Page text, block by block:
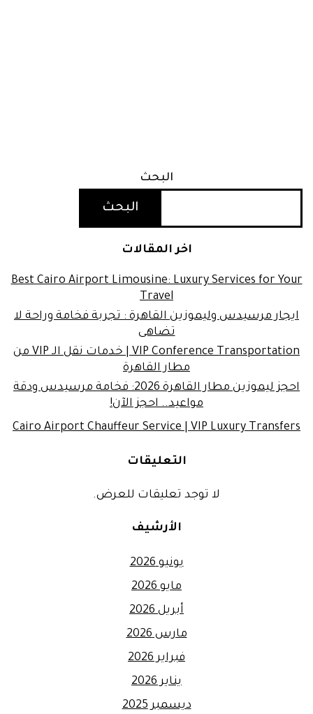
البحث
البحث
اخر المقالات
Best Cairo Airport Limousine: Luxury Services for Your
Travel
ايجار مرسيدس وليموزين القاهرة : تجربة فخامة وراحة لا
تضاهى
VIP Conference Transportation | خدمات نقل الـ VIP من
مطار القاهرة
احجز ليموزين مطار القاهرة 2026: فخامة مرسيدس ودقة
مواعيد.. احجز الآن!
Cairo Airport Chauffeur Service | VIP Luxury Transfers
التعليقات
لا توجد تعليقات للعرض.
الأرشيف
يونيو 2026
مايو 2026
أبريل 2026
مارس 2026
فبراير 2026
يناير 2026
ديسمبر 2025